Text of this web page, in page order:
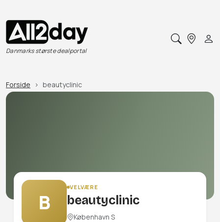
Danmarks største dealportal
Forside beautyclinic
B
VELVÆRE
beautyclinic
København S